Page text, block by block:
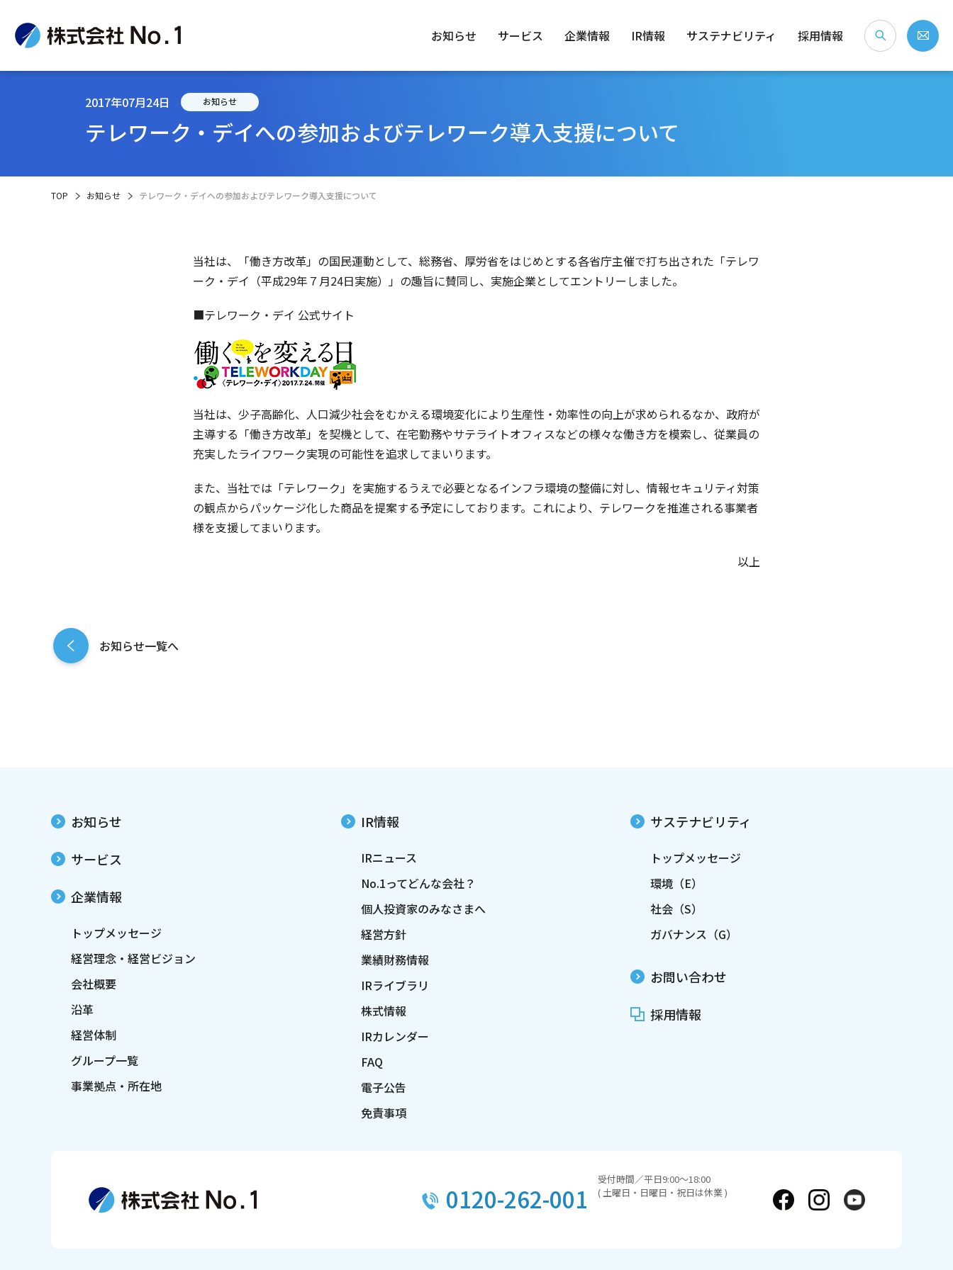
お知らせ サービス 企業情報
企業情報 トップメッセージ 経営理念・経営ビジョン
IR情報
IR情報 IRニュース No.1ってどんな会社？
サステナビリティ
サステナビリティ トップメッセージ 環境（E）
採用情報
2017年07月24日 お知らせ
テレワーク・デイへの参加およびテレワーク導入支援について
TOP お知らせ テレワーク・デイへの参加およびテレワーク導入支援について
当社は、「働き方改革」の国民運動として、総務省、厚労省をはじめとする各省庁主催で打ち出された「テレワ
ーク・デイ（平成29年７月24日実施）」の趣旨に賛同し、実施企業としてエントリーしました。
■テレワーク・デイ 公式サイト
当社は、少子高齢化、人口減少社会をむかえる環境変化により生産性・効率性の向上が求められるなか、政府が
主導する「働き方改革」を契機として、在宅勤務やサテライトオフィスなどの様々な働き方を模索し、従業員の
充実したライフワーク実現の可能性を追求してまいります。
また、当社では「テレワーク」を実施するうえで必要となるインフラ環境の整備に対し、情報セキュリティ対策
の観点からパッケージ化した商品を提案する予定にしております。これにより、テレワークを推進される事業者
様を支援してまいります。
以上
お知らせ一覧へ
お知らせ
サービス
企業情報
トップメッセージ
経営理念・経営ビジョン
会社概要
沿革
経営体制
グループ一覧
事業拠点・所在地
IR情報
IRニュース
No.1ってどんな会社？
個人投資家のみなさまへ
経営方針
業績財務情報
IRライブラリ
株式情報
IRカレンダー
FAQ
電子公告
免責事項
サステナビリティ
トップメッセージ
環境（E）
社会（S）
ガバナンス（G）
お問い合わせ
採用情報
0120-262-001
受付時間／平日9:00～18:00
( 土曜日・日曜日・祝日は休業 )